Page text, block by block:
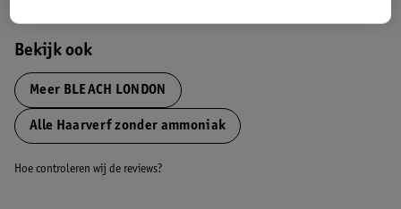
Bekijk ook
Meer BLEACH LONDON
Alle Haarverf zonder ammoniak
Hoe controleren wij de reviews?